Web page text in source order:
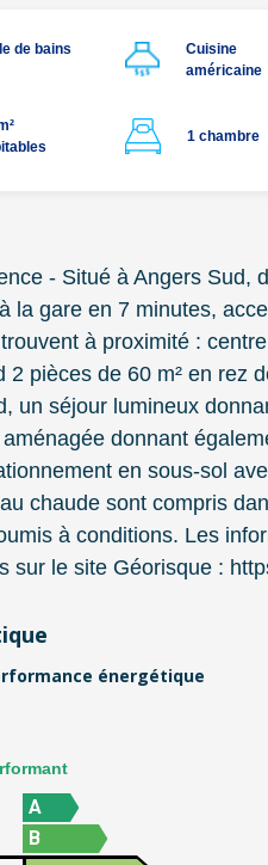
de bains
Cuisine
américaine
1 chambre
- Situé à Angers Sud,
la gare en 7 minutes,
à proximité :
2 pièces de 60 m² en rez
un séjour lumineux
donnant
en sous-sol
chaude sont compris
à conditions. Les
sur le site Géorisque :
énergétique
A
B